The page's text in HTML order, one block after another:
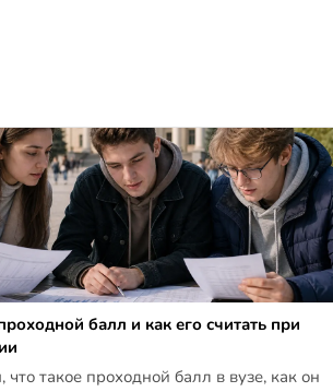
балл и как его считать при
что такое проходной балл в вузе, как он